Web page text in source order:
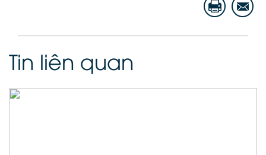
Tin liên quan